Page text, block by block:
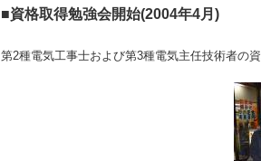
■資格取得勉強会開始(2004年4月)
第2種電気工事士および第3種電気主任技術者の